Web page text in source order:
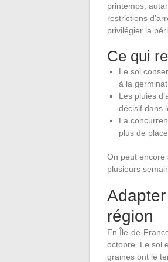
printemps,
restrictions
privilégier la
Ce qui
Le sol
à la
Les pluies
décisif dans
La
plus de
On peut encore
plusieurs
région
En Île-de-
octobre. Le sol
graines ont le